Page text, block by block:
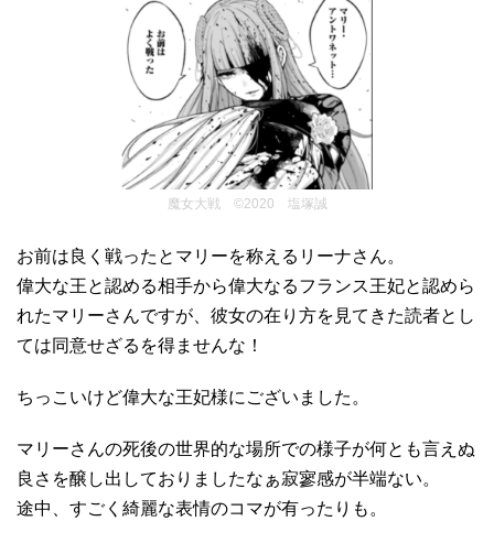
魔女大戦 ©2020 塩塚誠
お前は良く戦ったとマリーを称えるリーナさん。
偉大な王と認める相手から偉大なるフランス王妃と認めら
れたマリーさんですが、彼女の在り方を見てきた読者とし
ては同意せざるを得ませんな！
ちっこいけど偉大な王妃様にございました。
マリーさんの死後の世界的な場所での様子が何とも言えぬ
良さを醸し出しておりましたなぁ寂寥感が半端ない。
途中、すごく綺麗な表情のコマが有ったりも。